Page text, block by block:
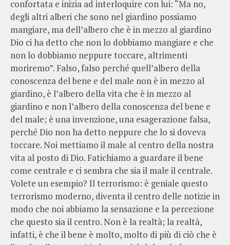
confortata e inizia ad interloquire con lui: “Ma no,
degli altri alberi che sono nel giardino possiamo
mangiare, ma dell’albero che è in mezzo al giardino
Dio ci ha detto che non lo dobbiamo mangiare e che
non lo dobbiamo neppure toccare, altrimenti
moriremo”. Falso, falso perché quell’albero della
conoscenza del bene e del male non è in mezzo al
giardino, è l’albero della vita che è in mezzo al
giardino e non l’albero della conoscenza del bene e
del male; è una invenzione, una esagerazione falsa,
perché Dio non ha detto neppure che lo si doveva
toccare. Noi mettiamo il male al centro della nostra
vita al posto di Dio. Fatichiamo a guardare il bene
come centrale e ci sembra che sia il male il centrale.
Volete un esempio? Il terrorismo: è geniale questo
terrorismo moderno, diventa il centro delle notizie in
modo che noi abbiamo la sensazione e la percezione
che questo sia il centro. Non è la realtà; la realtà,
infatti, è che il bene è molto, molto di più di ciò che è